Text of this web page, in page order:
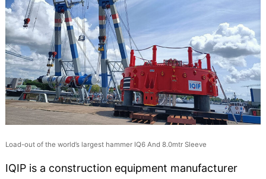
Load-out of the world’s largest hammer IQ6 And 8.0mtr Sleeve
IQIP is a construction equipment manufacturer